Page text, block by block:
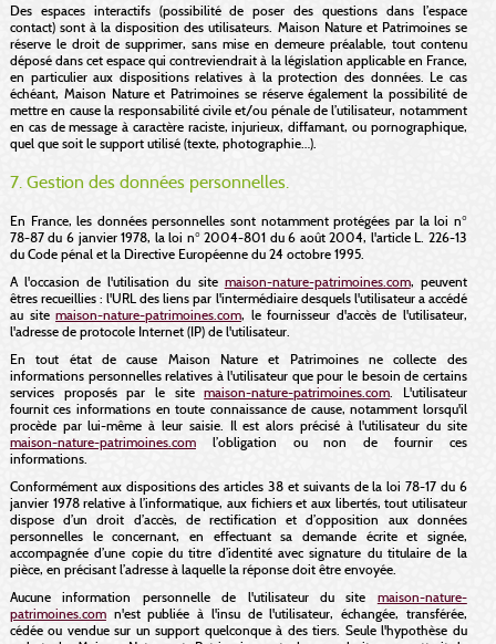
Des espaces interactifs (possibilité de poser des questions dans l’espace
contact) sont à la disposition des utilisateurs. Maison Nature et Patrimoines se
réserve le droit de supprimer, sans mise en demeure préalable, tout contenu
déposé dans cet espace qui contreviendrait à la législation applicable en France,
en particulier aux dispositions relatives à la protection des données. Le cas
échéant, Maison Nature et Patrimoines se réserve également la possibilité de
mettre en cause la responsabilité civile et/ou pénale de l’utilisateur, notamment
en cas de message à caractère raciste, injurieux, diffamant, ou pornographique,
quel que soit le support utilisé (texte, photographie…).
7. Gestion des données personnelles.
En France, les données personnelles sont notamment protégées par la loi n°
78-87 du 6 janvier 1978, la loi n° 2004-801 du 6 août 2004, l'article L. 226-13
du Code pénal et la Directive Européenne du 24 octobre 1995.
A l'occasion de l'utilisation du site maison-nature-patrimoines.com, peuvent
êtres recueillies : l'URL des liens par l'intermédiaire desquels l'utilisateur a accédé
au sitemaison-nature-patrimoines.com, le fournisseur d'accès de l'utilisateur,
l'adresse de protocole Internet (IP) de l'utilisateur.
En tout état de cause Maison Nature et Patrimoines ne collecte des
informations personnelles relatives à l'utilisateur que pour le besoin de certains
services proposés par le sitemaison-nature-patrimoines.com . L'utilisateur
fournit ces informations en toute connaissance de cause, notamment lorsqu'il
procède par lui-même à leur saisie. Il est alors précisé à l'utilisateur du site
maison-nature-patrimoines.coml’obligation ou non de fournir ces
informations.
Conformément aux dispositions des articles 38 et suivants de la loi 78-17 du 6
janvier 1978 relative à l’informatique, aux fichiers et aux libertés, tout utilisateur
dispose d’un droit d’accès, de rectification et d’opposition aux données
personnelles le concernant, en effectuant sa demande écrite et signée,
accompagnée d’une copie du titre d’identité avec signature du titulaire de la
pièce, en précisant l’adresse à laquelle la réponse doit être envoyée.
Aucune information personnelle de l'utilisateur du site maison-nature-
patrimoines.comn'est publiée à l'insu de l'utilisateur, échangée, transférée,
cédée ou vendue sur un support quelconque à des tiers. Seule l'hypothèse du